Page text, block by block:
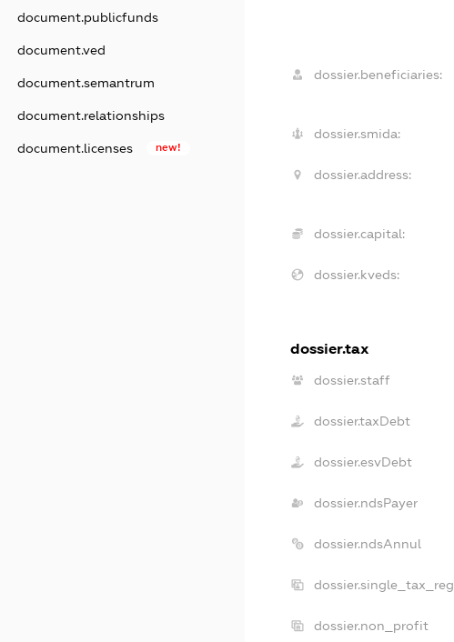
document.publicfunds
document.ved
document.semantrum
document.relationships
document.licenses new!
dossier.beneficiaries:
dossier.smida:
dossier.address:
dossier.capital:
dossier.kveds:
dossier.tax
dossier.staff
dossier.taxDebt
dossier.esvDebt
dossier.ndsPayer
dossier.ndsAnnul
dossier.single_tax_reg
dossier.non_profit